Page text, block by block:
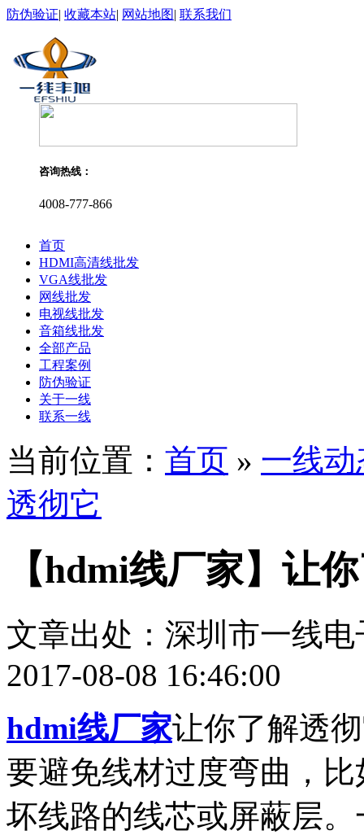
防伪验证| 收藏本站| 网站地图| 联系我们
咨询热线：
4008-777-866
首页
HDMI高清线批发
VGA线批发
网线批发
电视线批发
音箱线批发
全部产品
工程案例
防伪验证
关于一线
联系一线
当前位置： 首页 » 一线动
透彻它
【hdmi线厂家】让
文章出处：深圳市一线
2017-08-08 16:46:00
hdmi线厂家让你了解透
要避免线材过度弯曲，
坏线路的线芯或屏蔽层